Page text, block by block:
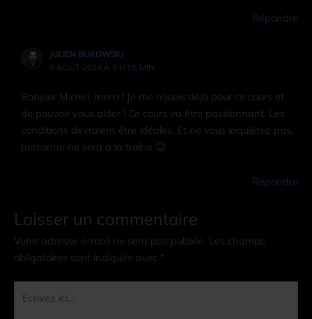
Répondre
JULIEN BUKOWSKI
9 AOÛT 2024 À 8 H 05 MIN
Bonjour Michel, merci ! Je me réjouis déjà pour ce cours et
de pouvoir vous aider ! Ce cours va être passionnant. Les
conditions devraient être idéales. Et ne vous inquiétez pas,
personne ne sera à la traîne 😉
Répondre
Laisser un commentaire
Votre adresse e-mail ne sera pas publiée. Les champs
obligatoires sont indiqués avec *
ici…